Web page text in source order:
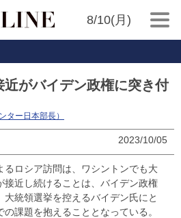
8/10(月)
がバイデン政権に突き付
ター日本部長）
2023/10/05
るロシア訪問は、ワシントンでも大
接近し続けることは、バイデン政権
統領選挙を控えるバイデン氏にと
課題を抱えることとなっている。